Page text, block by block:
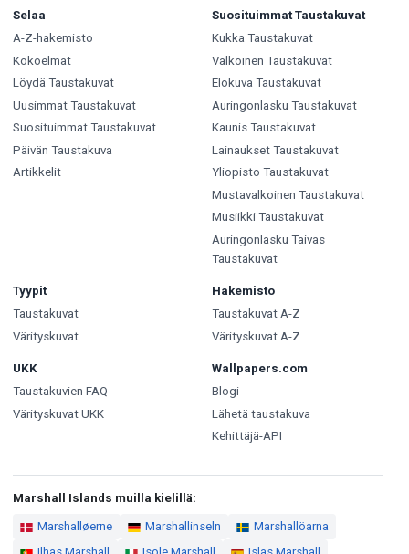
Selaa
A-Z-hakemisto
Kokoelmat
Löydä Taustakuvat
Uusimmat Taustakuvat
Suosituimmat Taustakuvat
Päivän Taustakuva
Artikkelit
Suosituimmat Taustakuvat
Kukka Taustakuvat
Valkoinen Taustakuvat
Elokuva Taustakuvat
Auringonlasku Taustakuvat
Kaunis Taustakuvat
Lainaukset Taustakuvat
Yliopisto Taustakuvat
Mustavalkoinen Taustakuvat
Musiikki Taustakuvat
Auringonlasku Taivas
Taustakuvat
Tyypit
Taustakuvat
Värityskuvat
Hakemisto
Taustakuvat A-Z
Värityskuvat A-Z
UKK
Taustakuvien FAQ
Värityskuvat UKK
Wallpapers.com
Blogi
Lähetä taustakuva
Kehittäjä-API
Marshall Islands muilla kielillä:
Marshalløerne Marshallinseln
Marshallöarna